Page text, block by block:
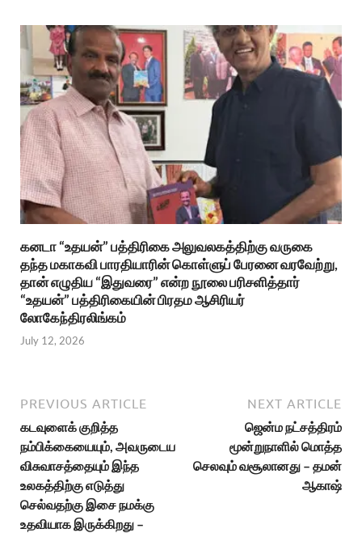
கனடா “உதயன்” பத்திரிகை அலுவலகத்திற்கு வருகை
தந்த மகாகவி பாரதியாரின் கொள்ளுப் பேரனை வரவேற்று,
தான் எழுதிய “இதுவரை” என்ற நூலை பரிசளித்தார்
“உதயன்” பத்திரிகையின் பிரதம ஆசிரியர்
லோகேந்திரலிங்கம்
July 12, 2026
PREVIOUS ARTICLE
கடவுளைக் குறித்த
நம்பிக்கையையும், அவருடைய
விசுவாசத்தையும் இந்த
உலகத்திற்கு எடுத்து
செல்வதற்கு இசை நமக்கு
உதவியாக இருக்கிறது –
NEXT ARTICLE
ஜென்ம நட்சத்திரம்
மூன்றுநாளில் மொத்த
செலவும் வசூலானது – தமன்
ஆகாஷ்